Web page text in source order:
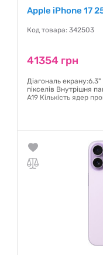
Apple iPhone 17
Код товара: 342503
41354 грн
Діагональ екрану:6.3"
пікселів Внутрішня
A19 Кількість ядер